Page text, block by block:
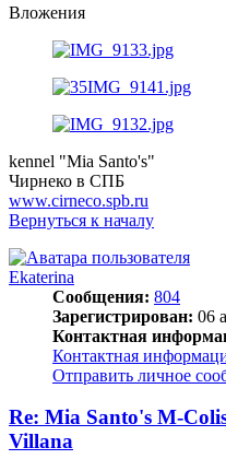
Вложения
kennel "Mia Santo's"
Чирнеко в СПБ
www.cirneco.spb.ru
Вернуться к началу
Ekaterina
Сообщения: 804
Зарегистрирован: 06
Контактная
Контактная
Отправить личное
Re: Mia Santo's M-
Villana